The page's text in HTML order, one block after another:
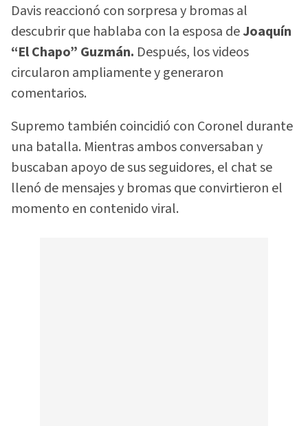
Davis reaccionó con sorpresa y bromas al
descubrir que hablaba con la esposa deJoaquín
“El Chapo” Guzmán. Después, los videos
circularon ampliamente y generaron
comentarios.
Supremo también coincidió con Coronel durante
una batalla. Mientras ambos conversaban y
buscaban apoyo de sus seguidores, el chat se
llenó de mensajes y bromas que convirtieron el
momento en contenido viral.